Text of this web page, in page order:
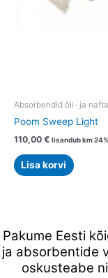
Absorbendid õli- ja
Poom Sweep Light
110,00 € lisandub km 24%
Lisa korvi
Pakume Eesti
ja absorbentide
oskusteabe